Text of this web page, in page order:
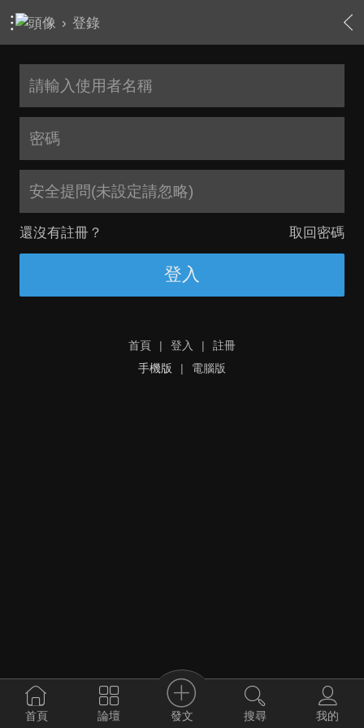
› 登錄
安全提問(未設定請忽略)
還沒有註冊？ 取回密碼
登入
首頁 | 登入 |
註冊
手機版
| 電腦版
首頁 論壇 發文 搜尋 我的